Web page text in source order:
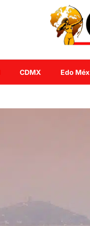
CDMX Edo Méx